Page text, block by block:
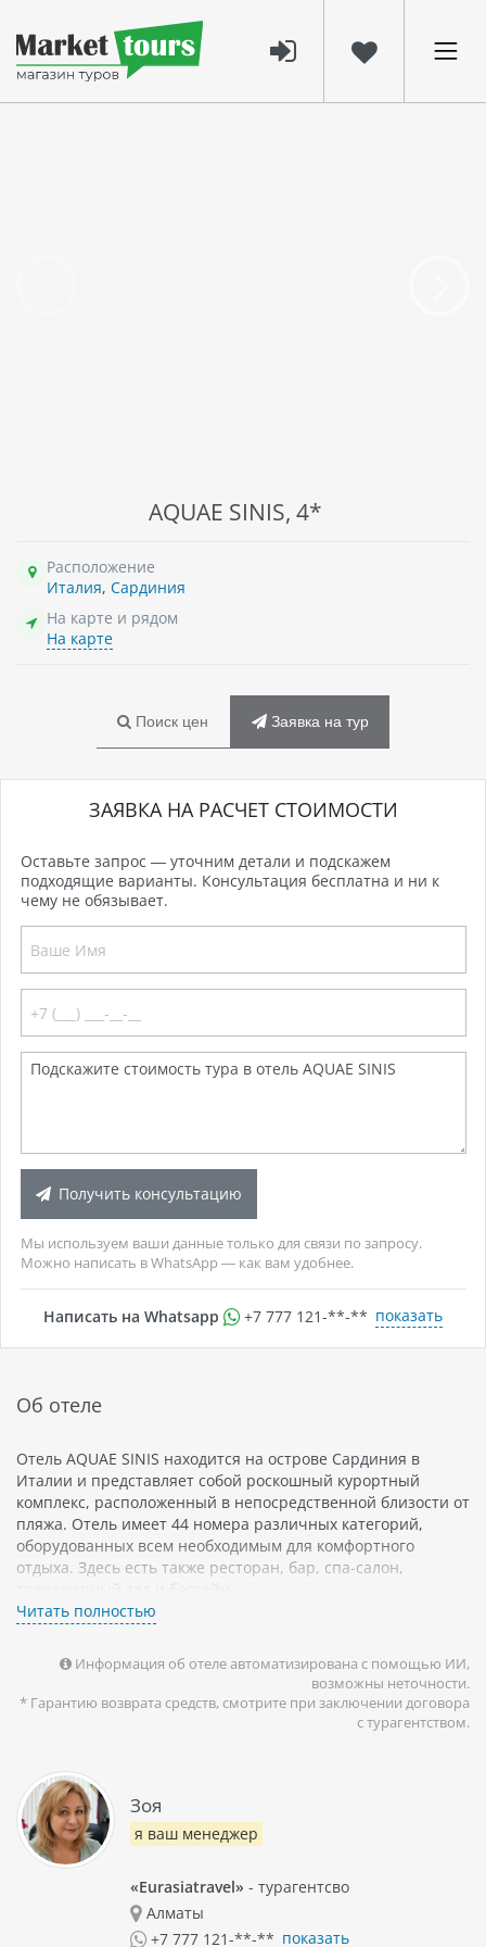
AQUAE SINIS, 4*
Расположение
Италия, Сардиния
На карте и рядом
На карте
Поиск цен Заявка на тур
ЗАЯВКА НА РАСЧЕТ СТОИМОСТИ
Оставьте запрос — уточним детали и подскажем
подходящие варианты. Консультация бесплатна и ни к
чему не обязывает.
Получить консультацию
Мы используем ваши данные только для связи по запросу.
Можно написать в WhatsApp — как вам удобнее.
Написать на Whatsapp +7 777 121-**-** показать
Об отеле
Отель AQUAE SINIS находится на острове Сардиния в
Италии и представляет собой роскошный курортный
комплекс, расположенный в непосредственной близости от
пляжа. Отель имеет 44 номера различных категорий,
оборудованных всем необходимым для комфортного
отдыха. Здесь есть также ресторан, бар, спа-салон,
тренажерный зал и бассейн.
Регион Сардинии славится своим прекрасным побережьем
посетить различные достопримечательности, такие как
архитектурные памятники и музеи, а также попробовать
местную кухню средиземноморского региона.
можно наблюдать множество видов животных и растений.
Вокруг отеля AQUAE SINIS раскинулся заповедник с
изобилием разнообразной природы.
Возможно также использование услуг отеля для
проведения семейного отдыха с детьми. Здесь есть
миниклуб для детей, детский бассейн и развлекательные
мероприятия для всей семьи.
Читать полностью
Информация об отеле автоматизирована с помощью ИИ,
возможны неточности.
* Гарантию возврата средств, смотрите при заключении договора
с турагентством.
Зоя
я ваш менеджер
«Eurasiatravel» - турагентсво
Алматы
+7 777 121-**-** показать